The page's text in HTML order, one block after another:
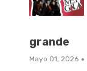
grande
Mayo 01, 2026 ·